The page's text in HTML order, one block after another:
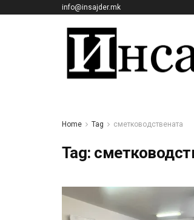
info@insajder.mk
Home Tag сметководствената
Tag: